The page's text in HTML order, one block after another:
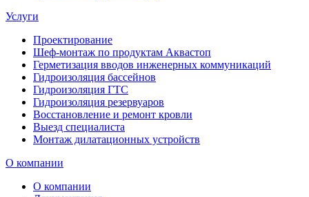
Услуги
Проектирование
Шеф-монтаж по продуктам Аквастоп
Герметизация вводов инженерных коммуникаций
Гидроизоляция бассейнов
Гидроизоляция ГТС
Гидроизоляция резервуаров
Восстановление и ремонт кровли
Выезд специалиста
Монтаж дилатационных устройств
О компании
О компании